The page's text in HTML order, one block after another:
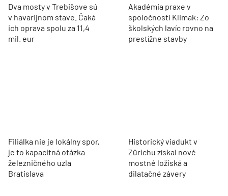
Dva mosty v Trebišove sú
v havarijnom stave. Čaká
ich oprava spolu za 11,4
mil. eur
Akadémia praxe v
spoločnosti Klimak: Zo
školských lavíc rovno na
prestížne stavby
Filiálka nie je lokálny spor,
je to kapacitná otázka
železničného uzla
Bratislava
Historický viadukt v
Zürichu získal nové
mostné ložiská a
dilatačné závery